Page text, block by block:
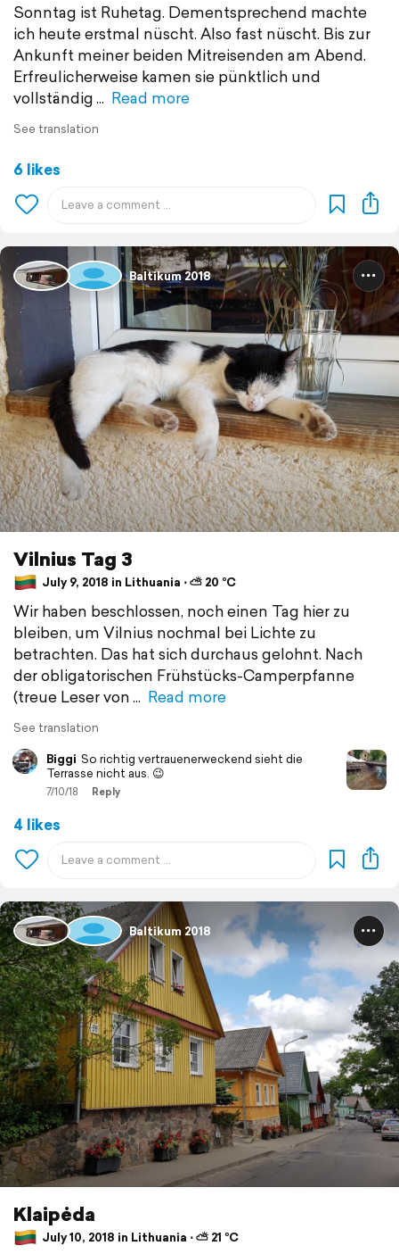
Sonntag ist Ruhetag. Dementsprechend machte
ich heute erstmal nüscht. Also fast nüscht. Bis zur
Ankunft meiner beiden Mitreisenden am Abend.
Erfreulicherweise kamen sie pünktlich und
vollständig
Read more
See translation
6 likes
Baltikum 2018
Vilnius Tag 3
July 9, 2018 in Lithuania ⋅ ⛅ 20 °C
Wir haben beschlossen, noch einen Tag hier zu
bleiben, um Vilnius nochmal bei Lichte zu
betrachten. Das hat sich durchaus gelohnt. Nach
der obligatorischen Frühstücks-Camperpfanne
(treue Leser von
Read more
See translation
Biggi So richtig vertrauenerweckend sieht die
Terrasse nicht aus. 😉
7/10/18 Reply
4 likes
Baltikum 2018
Klaipėda
July 10, 2018 in Lithuania ⋅ ⛅ 21 °C